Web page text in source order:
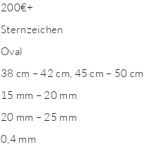
200€+
Sternzeichen
Oval
38 cm – 42 cm, 45 cm – 50 cm
15 mm – 20 mm
20 mm – 25 mm
0,4 mm